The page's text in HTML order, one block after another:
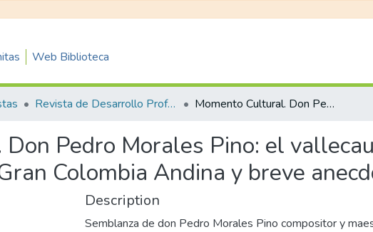
Web Biblioteca
Revista de Desarrollo Profesoral Universitario REDPRO Momento Cultural. Don Pedro Morales Pino: el vallecaucano de notas musicales para la Gran Colombia Andina y breve anecdotario histórico.
Pedro Morales Pino: el
Colombia Andina y breve
Description
Semblanza de don Pedro Morales Pino compositor y